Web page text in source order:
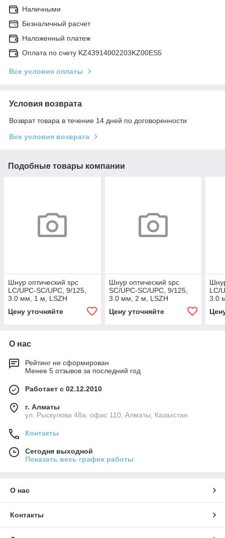
Наличными
Безналичный расчет
Наложенный платеж
Оплата по счету KZ43914002203KZ00ES5
Все условия оплаты
Условия возврата
Возврат товара в течение 14 дней по договоренности
Все условия возврата
Подобные товары компании
Шнур оптический spc
LC/UPC-SC/UPC, 9/125,
3.0 мм, 1 м, LSZH
Цену уточняйте
Шнур оптический spc
SC/UPC-SC/UPC, 9/125,
3.0 мм, 2 м, LSZH
Цену уточняйте
LC/
3.0
О нас
Рейтинг не сформирован
Менее 5 отзывов за последний год
Работает с 02.12.2010
г. Алматы
ул. Рыскулова 48а. офис 110, Алматы, Казахстан
Контакты
Сегодня выходной
Показать весь график работы
О нас
Контакты